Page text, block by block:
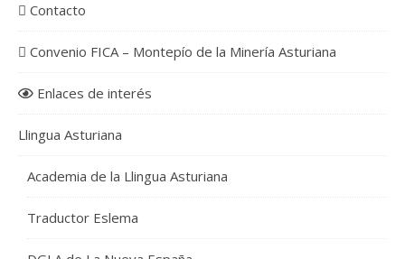
Contacto
Convenio FICA – Montepío de la Minería Asturiana
Enlaces de interés
Llingua Asturiana
Academia de la Llingua Asturiana
Traductor Eslema